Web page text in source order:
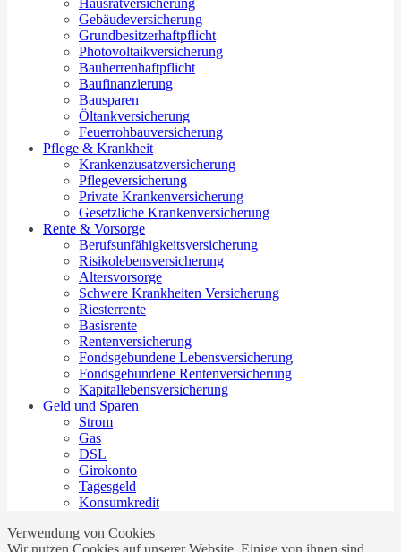
Gebäudeversicherung
Grundbesitzerhaftpflicht
Photovoltaikversicherung
Bauherrenhaftpflicht
Baufinanzierung
Bausparen
Öltankversicherung
Feuerrohbauversicherung
Pflege & Krankheit
Krankenzusatzversicherung
Pflegeversicherung
Private Krankenversicherung
Gesetzliche Krankenversicherung
Rente & Vorsorge
Berufs­unfähigkeitsversicherung
Risikolebensversicherung
Altersvorsorge
Schwere Krankheiten Versicherung
Riesterrente
Basisrente
Rentenversicherung
Fondsgebundene Lebensversicherung
Fondsgebundene Rentenversicherung
Kapitallebensversicherung
Geld und Sparen
Strom
Gas
DSL
Girokonto
Tagesgeld
Konsumkredit
Verwendung von Cookies
Wir nutzen Cookies auf unserer Website. Einige von ihnen sind